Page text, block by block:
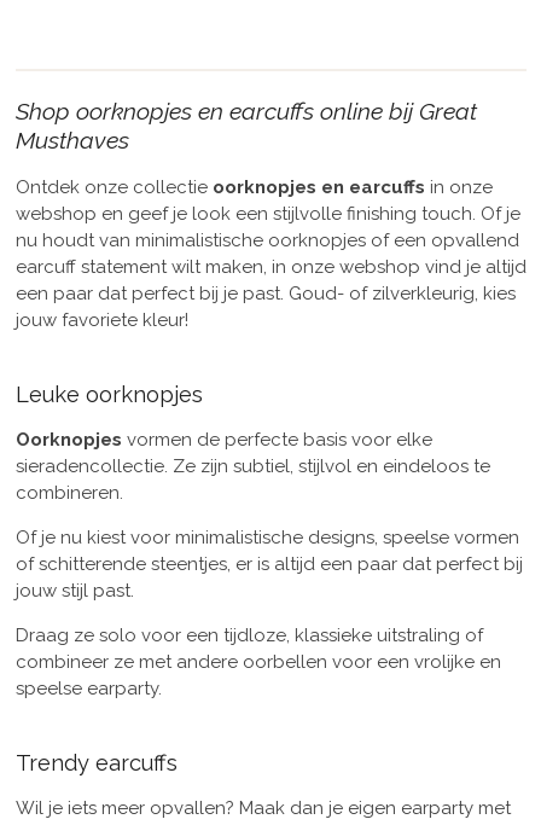
Shop oorknopjes en earcuffs online bij Great
Musthaves
Ontdek onze collectie oorknopjes en earcuffs in onze
webshop en geef je look een stijlvolle finishing touch. Of je
nu houdt van minimalistische oorknopjes of een opvallend
earcuff statement wilt maken, in onze webshop vind je altijd
een paar dat perfect bij je past. Goud- of zilverkleurig, kies
jouw favoriete kleur!
Leuke oorknopjes
Oorknopjes vormen de perfecte basis voor elke
sieradencollectie. Ze zijn subtiel, stijlvol en eindeloos te
combineren.
Of je nu kiest voor minimalistische designs, speelse vormen
of schitterende steentjes, er is altijd een paar dat perfect bij
jouw stijl past.
Draag ze solo voor een tijdloze, klassieke uitstraling of
combineer ze met andere oorbellen voor een vrolijke en
speelse earparty.
Trendy earcuffs
Wil je iets meer opvallen? Maak dan je eigen earparty met